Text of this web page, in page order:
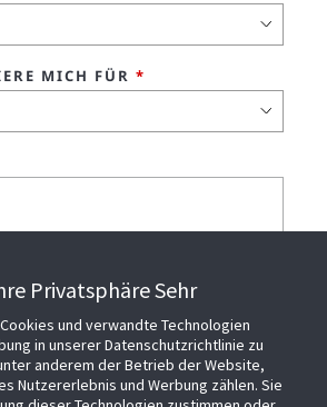
MICH FÜR *
DASS ICH DIE
VON JOHNSON
UND VERSTANDEN HABE
Privatsphäre Sehr
und verwandte Technologien
in unserer Datenschutzrichtlinie zu
anderem der Betrieb der Website,
Nutzererlebnis und Werbung zählen. Sie